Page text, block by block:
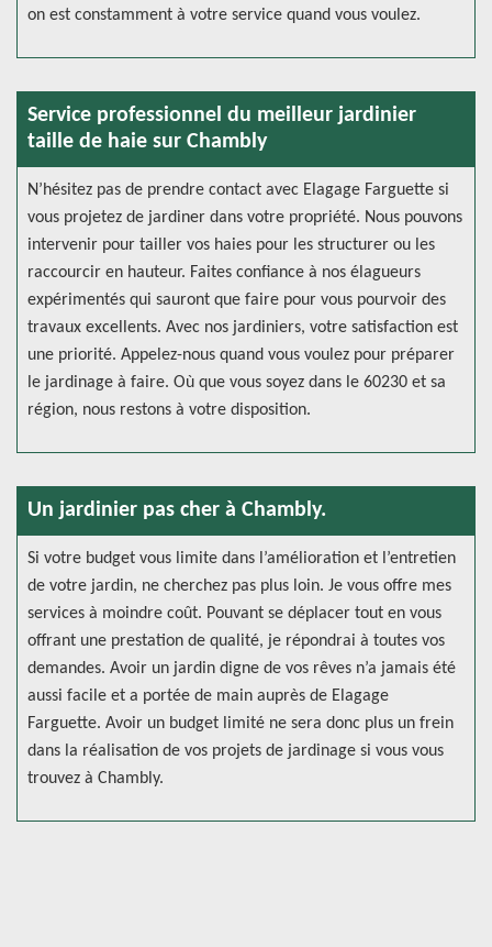
on est constamment à votre service quand vous voulez.
Service professionnel du meilleur jardinier
taille de haie sur Chambly
N’hésitez pas de prendre contact avec Elagage Farguette si
vous projetez de jardiner dans votre propriété. Nous pouvons
intervenir pour tailler vos haies pour les structurer ou les
raccourcir en hauteur. Faites confiance à nos élagueurs
expérimentés qui sauront que faire pour vous pourvoir des
travaux excellents. Avec nos jardiniers, votre satisfaction est
une priorité. Appelez-nous quand vous voulez pour préparer
le jardinage à faire. Où que vous soyez dans le 60230 et sa
région, nous restons à votre disposition.
Un jardinier pas cher à Chambly.
Si votre budget vous limite dans l’amélioration et l’entretien
de votre jardin, ne cherchez pas plus loin. Je vous offre mes
services à moindre coût. Pouvant se déplacer tout en vous
offrant une prestation de qualité, je répondrai à toutes vos
demandes. Avoir un jardin digne de vos rêves n’a jamais été
aussi facile et a portée de main auprès de Elagage
Farguette. Avoir un budget limité ne sera donc plus un frein
dans la réalisation de vos projets de jardinage si vous vous
trouvez à Chambly.